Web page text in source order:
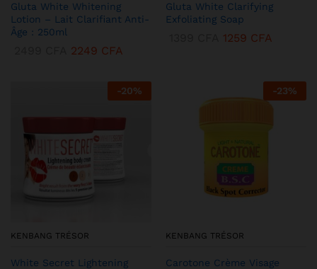
Gluta White Whitening
Lotion – Lait Clarifiant Anti-
Âge : 250ml
2249 CFA
Gluta White Clarifying
Exfoliating Soap
1259 CFA
-20%
KENBANG TRÉSOR
White Secret Lightening
-23%
KENBANG TRÉSOR
Carotone Crème Visage